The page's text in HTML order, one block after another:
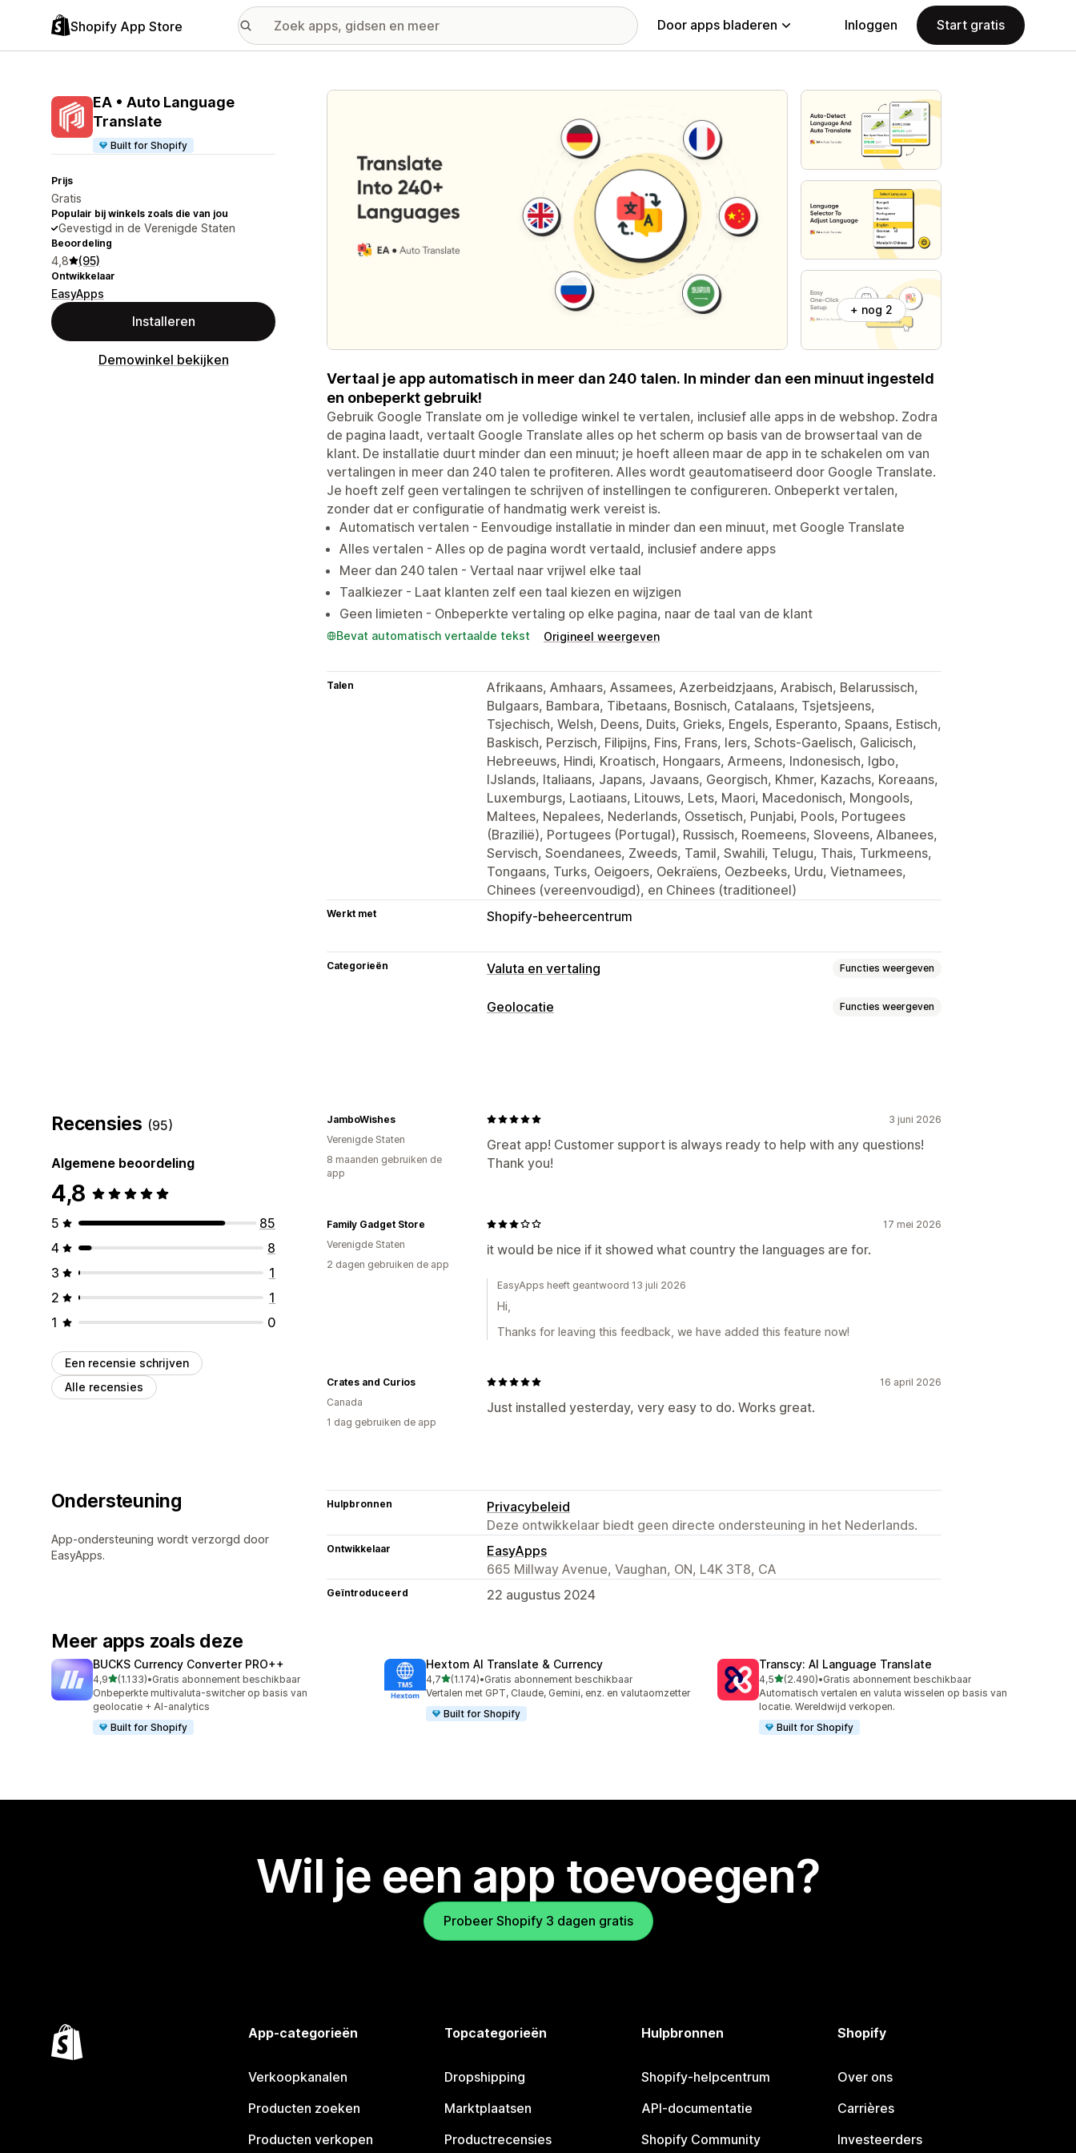
Shopify App Store Door apps bladeren Inloggen Start gratis
EA • Auto Language
Translate
Built for Shopify
Prijs
Gratis
Populair bij winkels zoals die van jou
Gevestigd in de Verenigde Staten
Beoordeling
4,8 (95)
Ontwikkelaar
EasyApps
Installeren
Demowinkel bekijken
Galerij met uitgelichte afbeeldingen
+ nog 2
Vertaal je app automatisch in meer dan 240 talen. In minder dan een minuut ingesteld
en onbeperkt gebruik!
Gebruik Google Translate om je volledige winkel te vertalen, inclusief alle apps in de webshop. Zodra
de pagina laadt, vertaalt Google Translate alles op het scherm op basis van de browsertaal van de
klant. De installatie duurt minder dan een minuut; je hoeft alleen maar de app in te schakelen om van
vertalingen in meer dan 240 talen te profiteren. Alles wordt geautomatiseerd door Google Translate.
Je hoeft zelf geen vertalingen te schrijven of instellingen te configureren. Onbeperkt vertalen,
zonder dat er configuratie of handmatig werk vereist is.
Automatisch vertalen - Eenvoudige installatie in minder dan een minuut, met Google Translate
Alles vertalen - Alles op de pagina wordt vertaald, inclusief andere apps
Meer dan 240 talen - Vertaal naar vrijwel elke taal
Taalkiezer - Laat klanten zelf een taal kiezen en wijzigen
Geen limieten - Onbeperkte vertaling op elke pagina, naar de taal van de klant
Bevat automatisch vertaalde tekst Origineel weergeven
Talen
Afrikaans, Amhaars, Assamees, Azerbeidzjaans, Arabisch, Belarussisch,
Bulgaars, Bambara, Tibetaans, Bosnisch, Catalaans, Tsjetsjeens,
Tsjechisch, Welsh, Deens, Duits, Grieks, Engels, Esperanto, Spaans, Estisch,
Baskisch, Perzisch, Filipijns, Fins, Frans, Iers, Schots-Gaelisch, Galicisch,
Hebreeuws, Hindi, Kroatisch, Hongaars, Armeens, Indonesisch, Igbo,
IJslands, Italiaans, Japans, Javaans, Georgisch, Khmer, Kazachs, Koreaans,
Luxemburgs, Laotiaans, Litouws, Lets, Maori, Macedonisch, Mongools,
Maltees, Nepalees, Nederlands, Ossetisch, Punjabi, Pools, Portugees
(Brazilië), Portugees (Portugal), Russisch, Roemeens, Sloveens, Albanees,
Servisch, Soendanees, Zweeds, Tamil, Swahili, Telugu, Thais, Turkmeens,
Tongaans, Turks, Oeigoers, Oekraïens, Oezbeeks, Urdu, Vietnamees,
Chinees (vereenvoudigd), en Chinees (traditioneel)
Werkt met Shopify-beheercentrum
Categorieën Valuta en vertaling Functies weergeven
Vertaling
Geolocatie Functies weergeven
IP-adres
Handmatige omleiding Tracking Analytics
Lokalisatie-instellingen
Recensies (95)
Algemene beoordeling
4,8
5
85
4
8
3
1
2
1
1
0
Een recensie schrijven
Alle recensies
3 juni 2026
Great app! Customer support is always ready to help with any questions!
Thank you!
JamboWishes
Verenigde Staten
8 maanden gebruiken de
app
17 mei 2026
it would be nice if it showed what country the languages are for.
Family Gadget Store
Verenigde Staten
2 dagen gebruiken de app
EasyApps heeft geantwoord 13 juli 2026
Hi,
Thanks for leaving this feedback, we have added this feature now!
16 april 2026
Just installed yesterday, very easy to do. Works great.
Crates and Curios
Canada
1 dag gebruiken de app
Ondersteuning
App-ondersteuning wordt verzorgd door
EasyApps.
Hulpbronnen
Privacybeleid
Deze ontwikkelaar biedt geen directe ondersteuning in het Nederlands.
Ontwikkelaar
EasyApps
665 Millway Avenue, Vaughan, ON, L4K 3T8, CA
Geïntroduceerd 22 augustus 2024
Meer apps zoals deze
BUCKS Currency Converter PRO++
4,9van 5 sterren
(1.133)
1133 recensies in totaal
•Gratis abonnement beschikbaar
Onbeperkte multivaluta-switcher op basis van
geolocatie + AI-analytics
Built for Shopify
Hextom AI Translate & Currency
4,7van 5 sterren
(1.174)
1174 recensies in totaal
•Gratis abonnement beschikbaar
Vertalen met GPT, Claude, Gemini, enz. en valutaomzetter
Built for Shopify
Transcy: AI Language Translate
4,5van 5 sterren
(2.490)
2490 recensies in totaal
•Gratis abonnement beschikbaar
Automatisch vertalen en valuta wisselen op basis van
locatie. Wereldwijd verkopen.
Built for Shopify
Wil je een app toevoegen?
Probeer Shopify 3 dagen gratis
App-categorieën
Verkoopkanalen
Producten zoeken
Producten verkopen
Topcategorieën
Dropshipping
Marktplaatsen
Productrecensies
Hulpbronnen
Shopify-helpcentrum
API-documentatie
Shopify Community
Shopify
Over ons
Carrières
Investeerders